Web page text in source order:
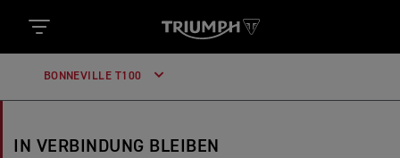
BONNEVILLE T100
IN VERBINDUNG BLEIBEN